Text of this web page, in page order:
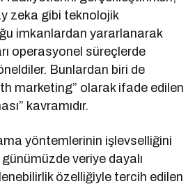
zeka gibi teknolojik
imkanlardan yararlanarak
operasyonel süreçlerde
Bunlardan biri de
marketing” olarak ifade edilen
kavramıdır.
yöntemlerinin işlevselliğini
veriye dayalı
özelliğiyle tercih edilen